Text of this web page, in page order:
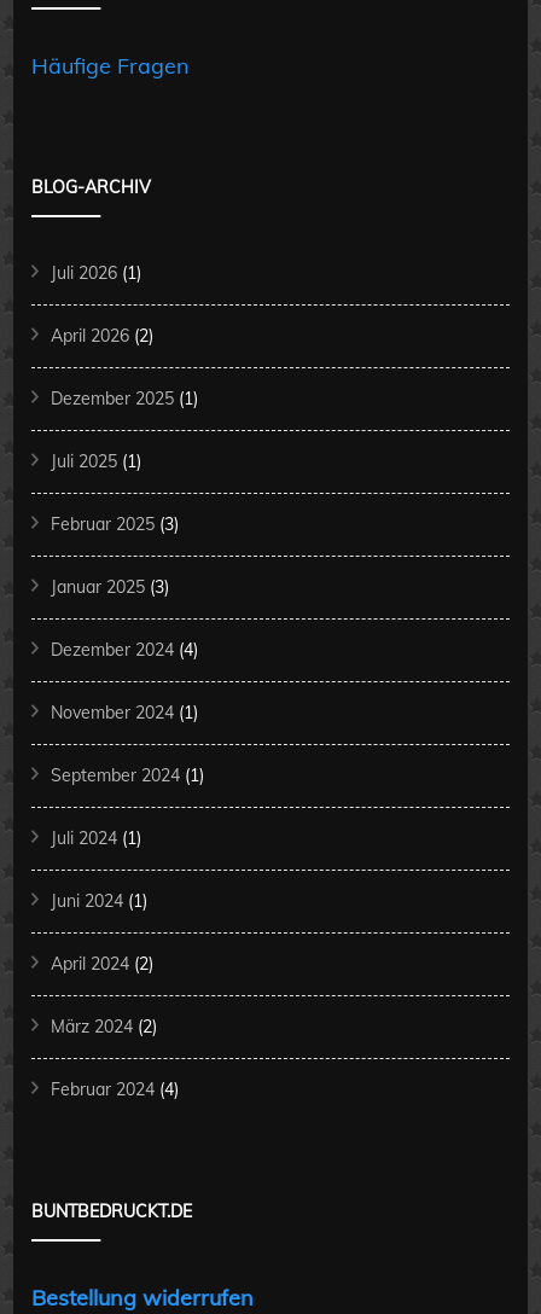
Häufige Fragen
BLOG-ARCHIV
Juli 2026 (1)
April 2026 (2)
Dezember 2025 (1)
Juli 2025 (1)
Februar 2025 (3)
Januar 2025 (3)
Dezember 2024 (4)
November 2024 (1)
September 2024 (1)
Juli 2024 (1)
Juni 2024 (1)
April 2024 (2)
März 2024 (2)
Februar 2024 (4)
BUNTBEDRUCKT.DE
Bestellung widerrufen